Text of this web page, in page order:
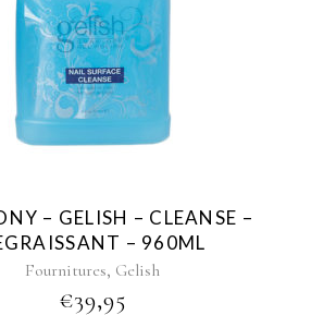
– GELISH – CLEANSE –
– 960ML
Fournitures, Gelish
€39,95